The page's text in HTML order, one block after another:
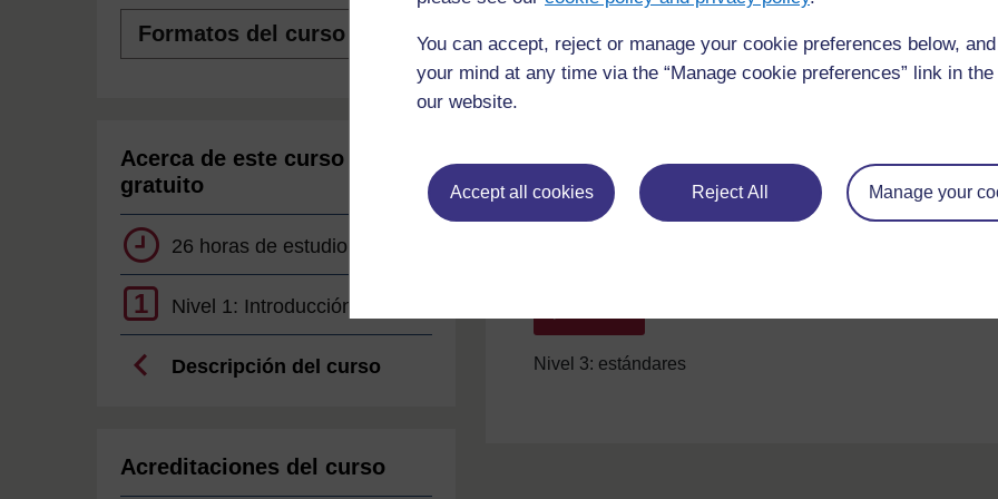
You can accept, reject or manage your cookie preferences below,
your mind at any time via the “Manage cookie preferences” link in
our website.
Accept all cookies Reject All Manage your
Acerca de este curso
gratuito
26 horas de estudio
1 Nivel 1: Introducción
Descripción del curso
Acreditaciones del curso
EducationInstitute/Offices/Documents/ NPSTSLE.pdf)
FIGURA 3.1: EL MARCO DE ESTÁNDARES DE QATAR
Nivel 3: estándares